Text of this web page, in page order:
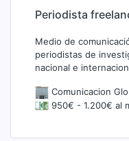
Periodista
Medio de
periodistas de
nacional e
Comunicacion
950€ - 1.200€ al